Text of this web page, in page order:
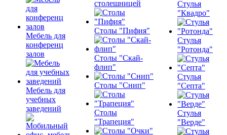
Мебель для
конференц
залов
Мебель для
учебных
заведений
столешницей
Столы "Пифия"
Столы "Скай-
флип"
Столы "Снип"
Столы
"Трапеция"
Стулья
"Квадро"
Стулья
"Ротонда"
Стулья
"Септа"
Стулья
"Верде"